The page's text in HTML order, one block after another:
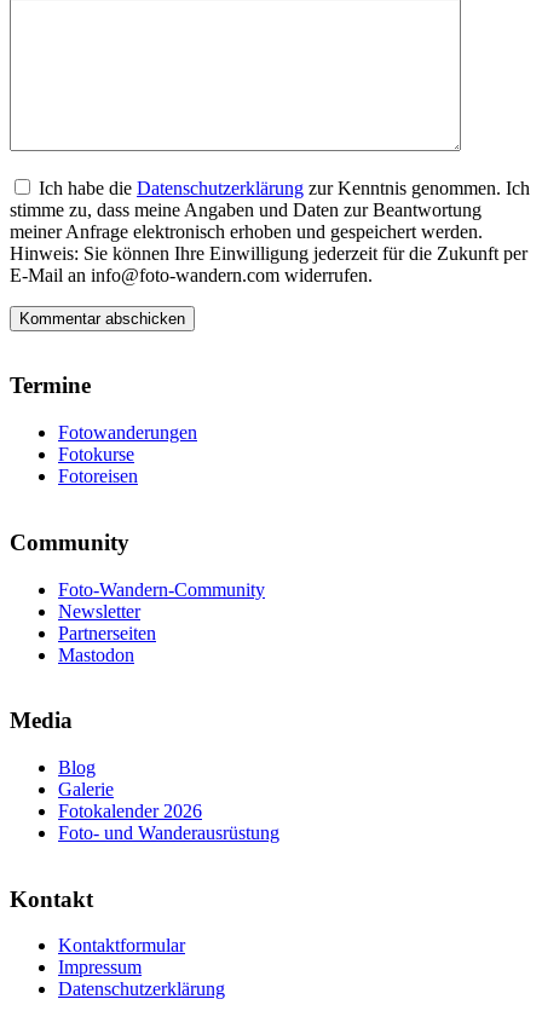
Ich habe die Datenschutzerklärung zur Kenntnis genommen. Ich
stimme zu, dass meine Angaben und Daten zur Beantwortung
meiner Anfrage elektronisch erhoben und gespeichert werden.
Hinweis: Sie können Ihre Einwilligung jederzeit für die Zukunft per
E-Mail an info@foto-wandern.com widerrufen.
Termine
Fotowanderungen
Fotokurse
Fotoreisen
Community
Foto-Wandern-Community
Newsletter
Partnerseiten
Mastodon
Media
Blog
Galerie
Fotokalender 2026
Foto- und Wanderausrüstung
Kontakt
Kontaktformular
Impressum
Datenschutzerklärung